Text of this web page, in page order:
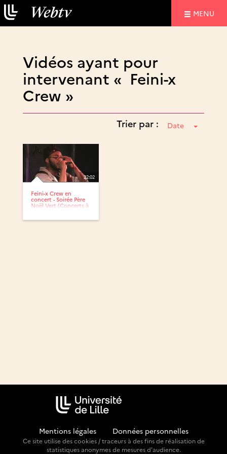
MENU
Vidéos ayant pour
intervenant « Feini-x
Crew »
Trier par : Date
22:02
Feini-x Crew en
concert - Soirée Père
Noël Vert (Concerts à
Mentions légales Données personnelles
Ce site utilise des cookies / traceurs à des fins de réalisation de
statistiques anonymes de mesures d'audience.